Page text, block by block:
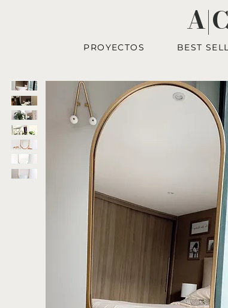
PROYECTOS BEST
A|C